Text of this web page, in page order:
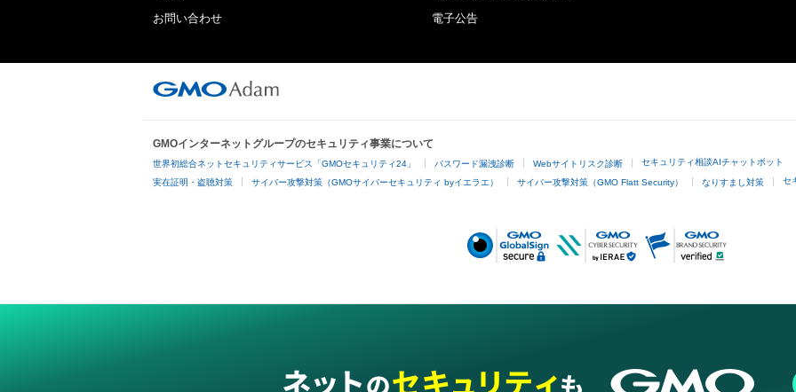
お問い合わせ
電子公告
GMOインターネットグループのセキュリティ事業について
世界初総合ネットセキュリティサービス「GMOセキュリティ24」 パスワード漏洩診断 Webサイトリスク診断 セキュリティ相談AIチャットボット
実在証明・盗聴対策 サイバー攻撃対策（GMOサイバーセキュリティ byイエラエ） サイバー攻撃対策（GMO Flatt Security） なりすまし対策 セ